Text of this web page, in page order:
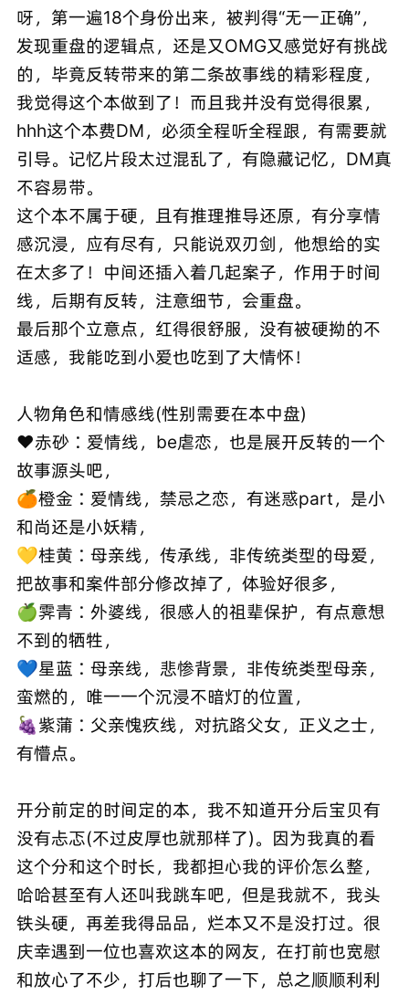
呀，第一遍18个身份出来，被判得“无一正确”，
发现重盘的逻辑点，还是又OMG又感觉好有挑战
的，毕竟反转带来的第二条故事线的精彩程度，
我觉得这个本做到了！而且我并没有觉得很累，
hhh这个本费DM，必须全程听全程跟，有需要就
引导。记忆片段太过混乱了，有隐藏记忆，DM真
不容易带。
这个本不属于硬，且有推理推导还原，有分享情
感沉浸，应有尽有，只能说双刃剑，他想给的实
在太多了！中间还插入着几起案子，作用于时间
线，后期有反转，注意细节，会重盘。
最后那个立意点，红得很舒服，没有被硬拗的不
适感，我能吃到小爱也吃到了大情怀！
人物角色和情感线(性别需要在本中盘)
❤️赤砂∶爱情线，be虐恋，也是展开反转的一个
故事源头吧，
🍊橙金∶爱情线，禁忌之恋，有迷惑part，是小
和尚还是小妖精，
💛桂黄∶母亲线，传承线，非传统类型的母爱，
把故事和案件部分修改掉了，体验好很多，
🍏霁青∶外婆线，很感人的祖辈保护，有点意想
不到的牺牲，
💙星蓝∶母亲线，悲惨背景，非传统类型母亲，
蛮燃的，唯一一个沉浸不暗灯的位置，
🍇紫蒲∶父亲愧疚线，对抗路父女，正义之士，
有懵点。
开分前定的时间定的本，我不知道开分后宝贝有
没有忐忑(不过皮厚也就那样了)。因为我真的看
这个分和这个时长，我都担心我的评价怎么整，
哈哈甚至有人还叫我跳车吧，但是我就不，我头
铁头硬，再差我得品品，烂本又不是没打过。很
庆幸遇到一位也喜欢这本的网友，在打前也宽慰
和放心了不少，打后也聊了一下，总之顺顺利利